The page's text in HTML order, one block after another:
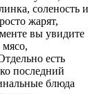
соленость и
жарят,
вы увидите
есть
последний
блюда